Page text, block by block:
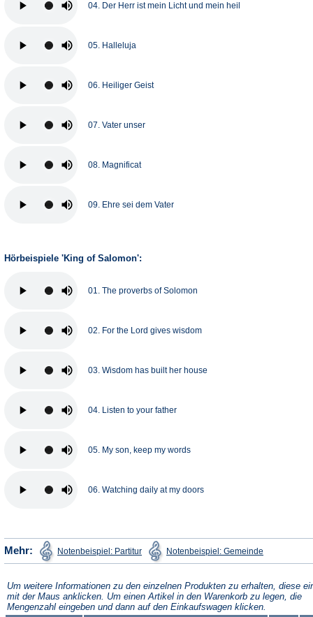
04. Der Herr ist mein Licht und mein heil
05. Halleluja
06. Heiliger Geist
07. Vater unser
08. Magnificat
09. Ehre sei dem Vater
Hörbeispiele 'King of Salomon':
01. The proverbs of Solomon
02. For the Lord gives wisdom
03. Wisdom has built her house
04. Listen to your father
05. My son, keep my words
06. Watching daily at my doors
Mehr: Notenbeispiel: Partitur
(Öffnet
in
einem
Tab)
Notenbeispiel: Gemeindein
einem
Tab)
Um weitere Informationen zu den einzelnen Produkten zu erhalten, diese
mit der Maus anklicken. Um einen Artikel in den Warenkorb zu legen, die
Mengenzahl eingeben und dann auf den Einkaufswagen klicken.